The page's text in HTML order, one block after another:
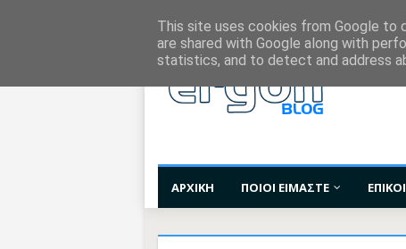
ΑΡΧΙΚΗ ΠΟΙΟΙ ΕΙΜΑΣΤΕ
This site uses cookies from Google to
are shared with Google along with
statistics, and to detect and address